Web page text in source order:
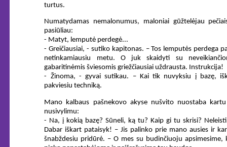
turtus.
Numatydamas nemalonumus, maloniai gūžtelėjau
pasiūliau:
- Matyt, lemputė perdegė...
- Greičiausiai, - sutiko kapitonas. – Tos lemputės perdega
netinkamiausiu metu. O juk skaidyti su
gabaritinėmis šviesomis griežčiausiai uždrausta. Instrukcija!
- Žinoma, - gyvai sutikau. – Kai tik nuvyksiu į bazę,
pakviesiu techniką.
Mano kalbaus pašnekovo akyse nušvito nuostaba
nusivylimu:
- Na, į kokią bazę? Sūneli, ką tu? Kaip gi tu skrisi?
Dabar iškart pataisyk! – Jis palinko prie mano ausies ir
šnabždesiu pridūrė. – O mes su budinčiuoju apsimesime,